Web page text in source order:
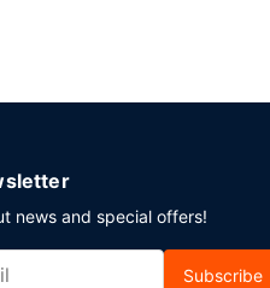
news and special offers!
Subscribe